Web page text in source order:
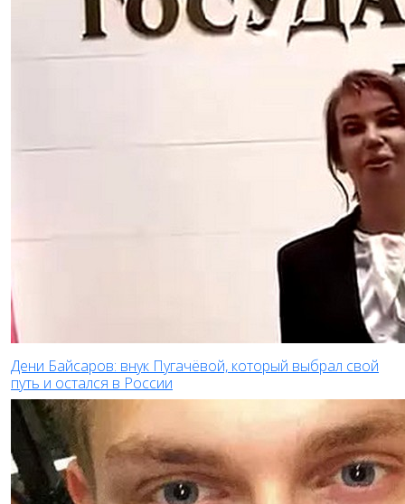
Дени Байсаров: внук Пугачёвой, который выбрал свой
путь и остался в России